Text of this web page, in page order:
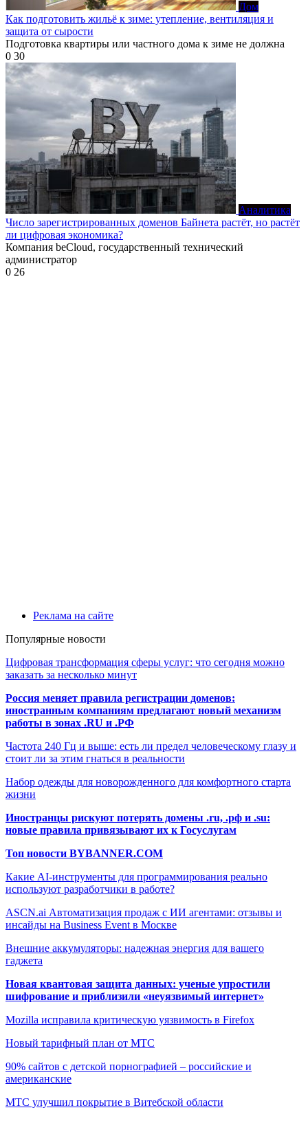
Дом
Как подготовить жильё к зиме: утепление, вентиляция и
защита от сырости
Подготовка квартиры или частного дома к зиме не должна
0 30
Аналитика
Число зарегистрированных доменов Байнета растёт, но растёт
ли цифровая экономика?
Компания beCloud, государственный технический
администратор
0 26
Реклама на сайте
Популярные новости
Цифровая трансформация сферы услуг: что сегодня можно
заказать за несколько минут
Россия меняет правила регистрации доменов:
иностранным компаниям предлагают новый механизм
работы в зонах .RU и .РФ
Частота 240 Гц и выше: есть ли предел человеческому глазу и
стоит ли за этим гнаться в реальности
Набор одежды для новорожденного для комфортного старта
жизни
Иностранцы рискуют потерять домены .ru, .рф и .su:
новые правила привязывают их к Госуслугам
Топ новости BYBANNER.COM
Какие AI-инструменты для программирования реально
используют разработчики в работе?
ASCN.ai Автоматизация продаж с ИИ агентами: отзывы и
инсайды на Business Event в Москве
Внешние аккумуляторы: надежная энергия для вашего
гаджета
Новая квантовая защита данных: ученые упростили
шифрование и приблизили «неуязвимый интернет»
Mozilla исправила критическую уязвимость в Firefox
Новый тарифный план от МТС
90% сайтов с детской порнографией – российские и
американские
МТС улучшил покрытие в Витебской области